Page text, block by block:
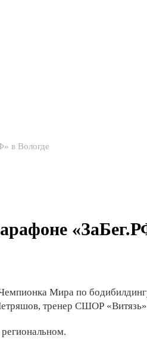
в Вологде
Мира по
тренер СШОР